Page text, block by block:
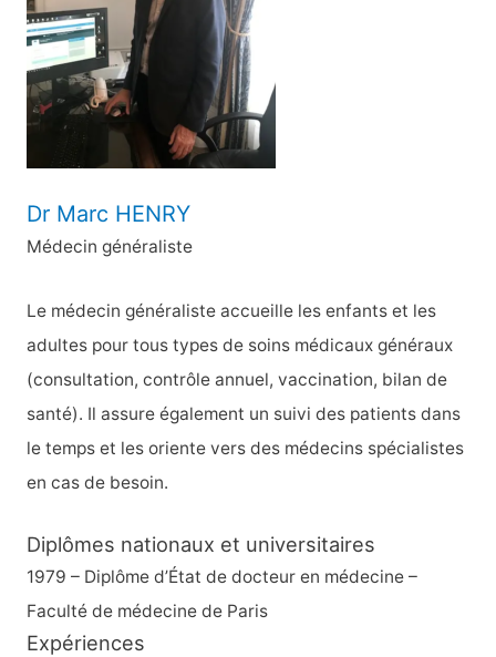
h
e
r
Dr Marc HENRY
Médecin généraliste
Le médecin généraliste accueille les enfants et les
adultes pour tous types de soins médicaux généraux
(consultation, contrôle annuel, vaccination, bilan de
santé). Il assure également un suivi des patients dans
le temps et les oriente vers des médecins spécialistes
en cas de besoin.
Diplômes nationaux et universitaires
1979 – Diplôme d’État de docteur en médecine –
Faculté de médecine de Paris
Expériences